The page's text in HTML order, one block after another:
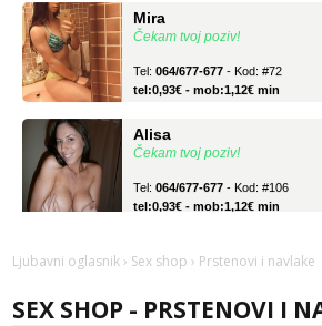
Čekam tvoj poziv!
tel:0,93€ - mob:1,12€ min
Čekam tvoj poziv!
tel:0,93€ - mob:1,12€ min
Čekam tvoj poziv!
tel:0,93€ - mob:1,12€ min
Ljubavni oglasnik › Sex shop › Prstenovi i navlake
SEX SHOP - PRSTENOVI I